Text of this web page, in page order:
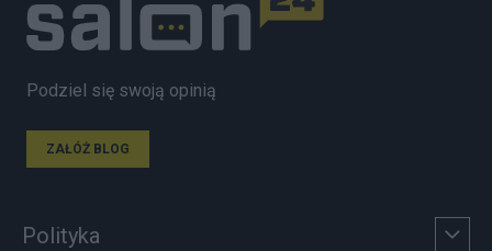
Podziel się swoją opinią
ZAŁÓŻ BLOG
Polityka